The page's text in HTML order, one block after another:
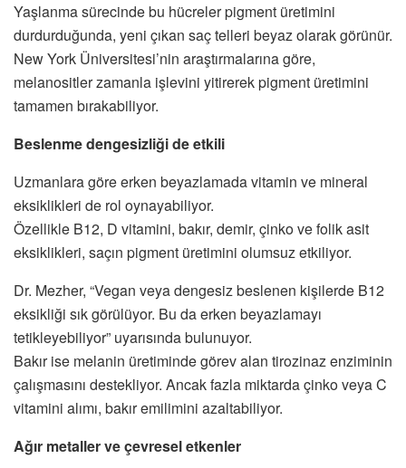
Yaşlanma sürecinde bu hücreler pigment üretimini
durdurduğunda, yeni çıkan saç telleri beyaz olarak görünür.
New York Üniversitesi’nin araştırmalarına göre,
melanositler zamanla işlevini yitirerek pigment üretimini
tamamen bırakabiliyor.
Beslenme dengesizliği de etkili
Uzmanlara göre erken beyazlamada vitamin ve mineral
eksiklikleri de rol oynayabiliyor.
Özellikle B12, D vitamini, bakır, demir, çinko ve folik asit
eksiklikleri, saçın pigment üretimini olumsuz etkiliyor.
Dr. Mezher, “Vegan veya dengesiz beslenen kişilerde B12
eksikliği sık görülüyor. Bu da erken beyazlamayı
tetikleyebiliyor” uyarısında bulunuyor.
Bakır ise melanin üretiminde görev alan tirozinaz enziminin
çalışmasını destekliyor. Ancak fazla miktarda çinko veya C
vitamini alımı, bakır emilimini azaltabiliyor.
Ağır metaller ve çevresel etkenler